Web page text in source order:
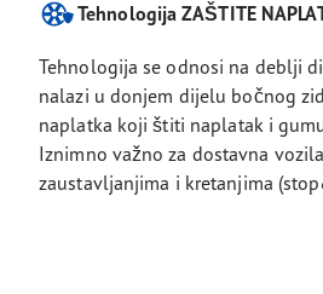
Tehnologija ZAŠTITE
Tehnologija se odnosi na deblji
nalazi u donjem dijelu bočnog
naplatka koji štiti naplatak i
Iznimno važno za dostavna
zaustavljanjima i kretanjima